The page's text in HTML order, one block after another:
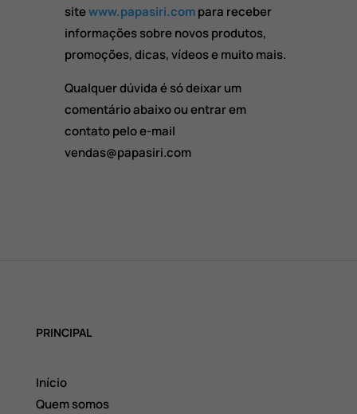
sitewww.papasiri.compara receber
informações sobre novos produtos,
promoções, dicas, vídeos e muito mais.
Qualquer dúvida é só deixar um
comentário abaixo ou entrar em
contato pelo e-mail
vendas@papasiri.com
PRINCIPAL
Início
Quem somos